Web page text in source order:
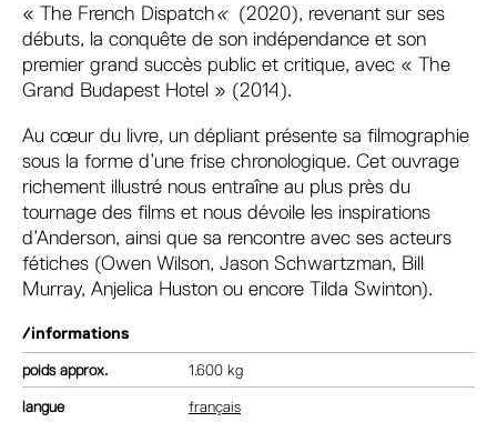
« The French Dispatch« (2020), revenant sur ses
débuts, la conquête de son indépendance et son
premier grand succès public et critique, avec « The
Grand Budapest Hotel » (2014).
Au cœur du livre, un dépliant présente sa filmographie
sous la forme d’une frise chronologique. Cet ouvrage
richement illustré nous entraîne au plus près du
tournage des films et nous dévoile les inspirations
d’Anderson, ainsi que sa rencontre avec ses acteurs
fétiches (Owen Wilson, Jason Schwartzman, Bill
Murray, Anjelica Huston ou encore Tilda Swinton).
/informations
poids 1.600 kg
langue français